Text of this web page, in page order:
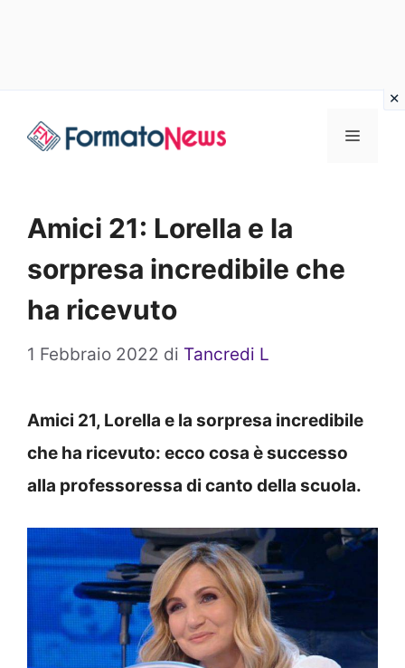
Menu
Amici 21: Lorella e la
sorpresa incredibile che
ha ricevuto
1 Febbraio 2022 di Tancredi L
Amici 21, Lorella e la sorpresa incredibile
che ha ricevuto: ecco cosa è successo
alla professoressa di canto della scuola.